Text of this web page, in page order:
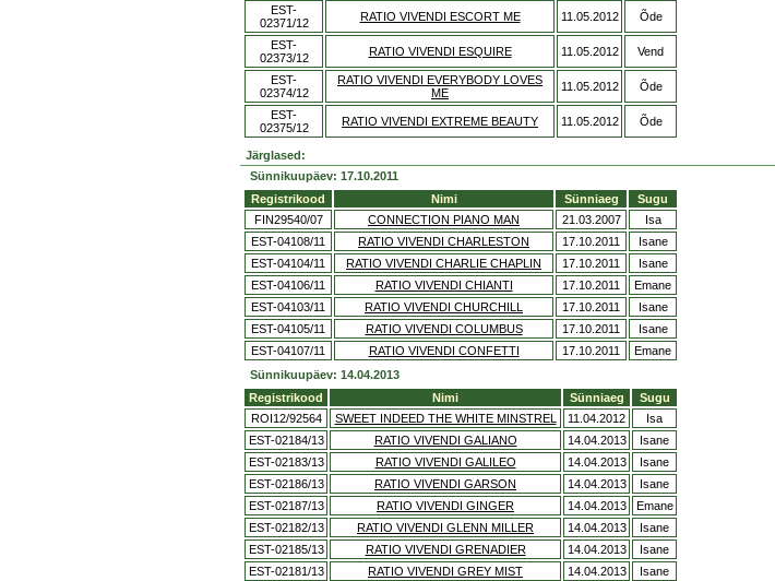
EST-
02371/12
RATIO VIVENDI ESCORT ME 11.05.2012 Õde
EST-
02373/12
RATIO VIVENDI ESQUIRE 11.05.2012 Vend
EST-
02374/12
RATIO VIVENDI EVERYBODY LOVES
ME
11.05.2012 Õde
EST-
02375/12
RATIO VIVENDI EXTREME BEAUTY 11.05.2012 Õde
Järglased:
Sünnikuupäev: 17.10.2011
Registrikood
Nimi Sünniaeg
Sugu
FIN29540/07
CONNECTION PIANO MAN 21.03.2007
Isa
EST-04108/11
RATIO VIVENDI CHARLESTON 17.10.2011
Isane
EST-04104/11
RATIO VIVENDI CHARLIE CHAPLIN 17.10.2011
Isane
EST-04106/11
RATIO VIVENDI CHIANTI 17.10.2011
Emane
EST-04103/11
RATIO VIVENDI CHURCHILL 17.10.2011
Isane
EST-04105/11
RATIO VIVENDI COLUMBUS 17.10.2011
Isane
EST-04107/11
RATIO VIVENDI CONFETTI 17.10.2011
Emane
Sünnikuupäev: 14.04.2013
Registrikood
Nimi Sünniaeg
Sugu
ROI12/92564
SWEET INDEED THE WHITE MINSTREL 11.04.2012
Isa
EST-02184/13
RATIO VIVENDI GALIANO 14.04.2013
Isane
EST-02183/13
RATIO VIVENDI GALILEO 14.04.2013
Isane
EST-02186/13
RATIO VIVENDI GARSON 14.04.2013
Isane
EST-02187/13
RATIO VIVENDI GINGER 14.04.2013
Emane
EST-02182/13
RATIO VIVENDI GLENN MILLER 14.04.2013
Isane
EST-02185/13
RATIO VIVENDI GRENADIER 14.04.2013
Isane
EST-02181/13
RATIO VIVENDI GREY MIST 14.04.2013 Isane